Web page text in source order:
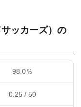
ッカーズ）は
？
サッカーズ
ッカーズ） の
98.0％
0.25 / 50